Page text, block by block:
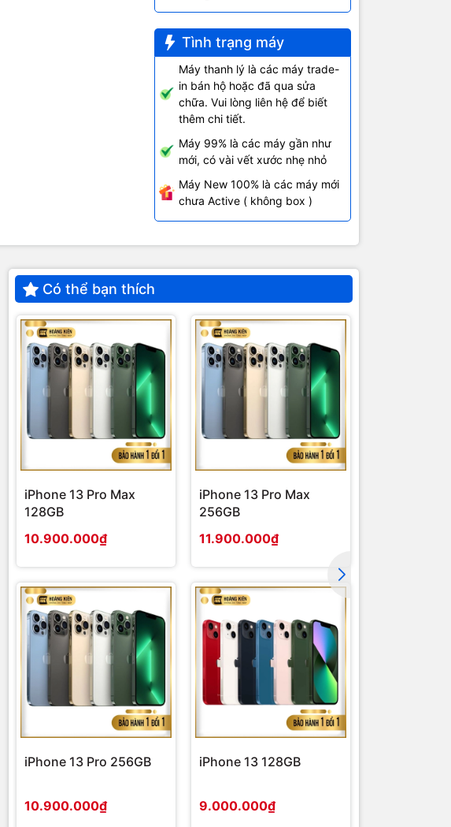
Tình trạng máy
Máy thanh lý là các máy trade-
in bán hộ hoặc đã qua sửa
chữa. Vui lòng liên hệ để biết
thêm chi tiết.
Máy 99% là các máy gần như
mới, có vài vết xước nhẹ nhỏ
Máy New 100% là các máy mới
chưa Active ( không box )
Có thể bạn thích
iPhone 13 Pro Max
128GB
10.900.000₫
iPhone 13 Pro Max
256GB
11.900.000₫
iPhone 13 Pro 256GB
10.900.000₫
iPhone 13 128GB
9.000.000₫
dày dặn hơn. Máy được
tính năng Live Photos.
tốc độ tối đa 150 Mbps và
mức dung lượng cụ thể.
mặt lưng.